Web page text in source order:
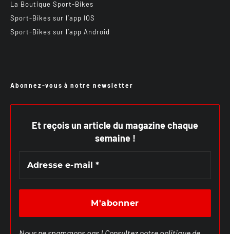
La Boutique Sport-Bikes
Sport-Bikes sur l’app IOS
Sport-Bikes sur l’app Android
Abonnez-vous à notre newsletter
Et reçois un article du magazine chaque
semaine !